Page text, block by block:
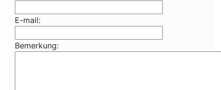
E-mail:
Bemerkung: